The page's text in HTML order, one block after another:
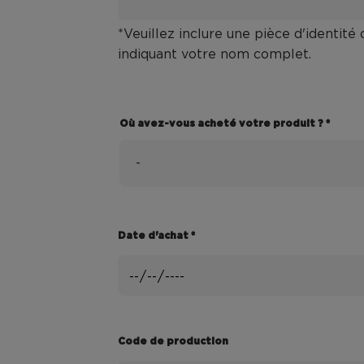
*Veuillez inclure une pièce d'identité
indiquant votre nom complet.
Où avez-vous acheté votre produit ? *
vous
votre
Date d'achat *
Code de production